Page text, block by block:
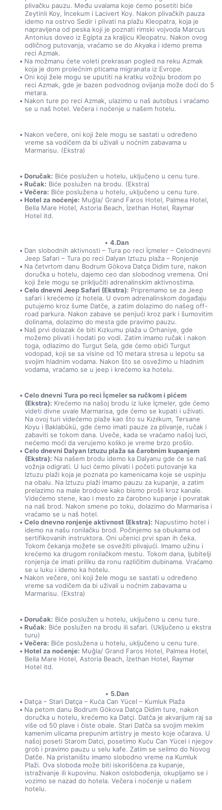
plivačku pauzu. Među uvalama koje ćemo posetiti biće
Zeytinli Koy, İncekum i Lacivert Koy. Nakon plivačkih pauza
idemo na ostrvo Sedir i plivati na plažu Kleopatra, koja je
napravljena od peska koji je poznati rimski vojvoda Marcus
Antonius doveo iz Egipta za kraljicu Kleopatru. Nakon ovog
odličnog putovanja, vraćamo se do Akyaka i idemo prema
reci Azmak.
Na možmanu ćete voleti prekrasan pogled na reku Azmak
koja je dom prolećnim pticama migranata iz Evrope.
Oni koji žele mogu se uputiti na kratku vožnju brodom po
reci Azmak, gde je bazen podvodnog ovijanja može doći do 5
metara.
Nakon ture po reci Azmak, ulazimo u naš autobus i vraćamo
se u naš hotel. Večera i noćenje u našem hotelu.
Nakon večere, oni koji žele mogu se sastati u određeno
vreme sa vodičem da bi uživali u noćnim zabavama u
Marmarisu. (Ekstra)
Doručak: Biće poslužen u hotelu, uključeno u cenu ture.
Ručak: Biće poslužen na brodu. (Ekstra)
Večera: Biće poslužena u hotelu, uključeno u cenu ture.
Hotel za noćenje: Muğla/ Grand Faros Hotel, Palmea Hotel,
Bella Mare Hotel, Astoria Beach, İzethan Hotel, Raymar
Hotel itd.
4.Dan
Dan slobodnih aktivnosti – Tura po reci İçmeler – Celodnevni
Jeep Safari – Tura po reci Dalyan Iztuzu plaža – Ronjenje
Na četvrtom danu Bodrum Gökova Datça Didim ture, nakon
doručka u hotelu, dajemo ceo dan slobodnog vremena. Oni
koji žele mogu se priključiti adrenalinskim aktivnostima.
Celo dnevni Jeep Safari (Ekstra): Pripremamo se za Jeep
safari i krećemo iz hotela. U ovom adrenalinskom događaju
putujemo kroz šume Datče, a zatim dolazimo do našeg off-
road parkura. Nakon zabave se penjući kroz park i šumovitim
dolinama, dolazimo do mesta gde pravimo pauzu.
Naš prvi dolazak će biti Kızkumu plaža u Orhaniye, gde
možemo plivati i hodati po vodi. Zatim imamo ručak i nakon
toga, odlazimo do Turgut Sela, gde ćemo obići Turgut
vodopad, koji se sa visine od 10 metara stresa u lepotu sa
svojim hladnim vodama. Nakon što se osvežimo u hladnim
vodama, vraćamo se u jeep i krećemo ka hotelu.
Celo dnevni Tura po reci İçmeler sa ručkom i pićem
(Ekstra): Krećemo na našoj brodu iz luke İçmeler, gde ćemo
videti divne uvale Marmarisa, gde ćemo se kupati i uživati.
Na ovoj turi videćemo plaže kao što su Kızılkum, Tersane
Koyu i Baklabükü, gde ćemo imati pauze za plivanje, ručak i
zabaviti se tokom dana. Uveče, kada se vraćamo našoj luci,
nećemo moći da verujemo koliko je vreme brzo prošlo.
Celo dnevni Dalyan Iztuzu plaža sa čarobnim kupanjem
(Ekstra): Na našem brodu idemo ka Dalyanu gde će se naš
vožnja odigrati. U luci ćemo plivati i početi putovanje ka
Iztuzu plaži koja je poznata po kamenicama koje se uspinju
na obalu. Na Iztuzu plaži imamo pauzu za kupanje, a zatim
prelazimo na male brodove kako bismo prošli kroz kanale.
Videćemo stene, kao i mesto za čarobno kupanje i povratak
na naš brod. Nakon smene po toku, dolazimo do Marmarisa i
vraćamo se u naš hotel.
Celo dnevno ronjenje aktivnost (Ekstra): Napustimo hotel i
idemo na našu ronilačku brod. Počinjemo sa obukama od
sertifikovanih instruktora. Oni učenici prvi span ih čeka.
Tokom čekanja možete se osvežiti plivajući. Imamo užinu i
krećemo ka drugom ronilačkom mestu. Tokom dana, ljubitelji
ronjenja će imati priliku da ronu različitim dubinama. Vraćamo
se u luku i idemo ka hotelu.
Nakon večere, oni koji žele mogu se sastati u određeno
vreme sa vodičem da bi uživali u noćnim zabavama u
Marmarisu. (Ekstra)
Doručak: Biće poslužen u hotelu, uključeno u cenu ture.
Ručak: Biće poslužen na brodu ili safari. (Uključeno u ekstra
turu)
Večera: Biće poslužena u hotelu, uključeno u cenu ture.
Hotel za noćenje: Muğla/ Grand Faros Hotel, Palmea Hotel,
Bella Mare Hotel, Astoria Beach, İzethan Hotel, Raymar
Hotel itd.
5.Dan
Datça – Stari Datça – Kuća Can Yücel – Kumluk Plaža
Na petom danu Bodrum Gökova Datça Didim ture, nakon
doručka u hotelu, krećemo ka Datçi. Datča je akvarijum raj sa
više od 50 plave i čiste obale. Stari Datča sa svojim mekim
kamenim ulicama prepunim artistry je mesto koje očarava. U
našoj poseti Starom Datci, posetimo Kuću Can Yücel i njegov
grob i pravimo pauzu u selu kafe. Zatim se selimo do Novog
Datče. Na pristaništu imamo slobodno vreme na Kumluk
Plaži. Ova sloboda može biti iskorišćena za kupanje,
istraživanje ili kupovinu. Nakon oslobođenja, okupljamo se i
vozimo se nazad do hotela. Večera i noćenje u našem
hotelu.